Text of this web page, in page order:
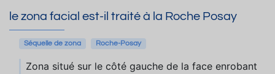
le zona facial est-il traité à la Roche Posay
Séquelle de zona Roche-Posay
Zona situé sur le côté gauche de la face enrobant